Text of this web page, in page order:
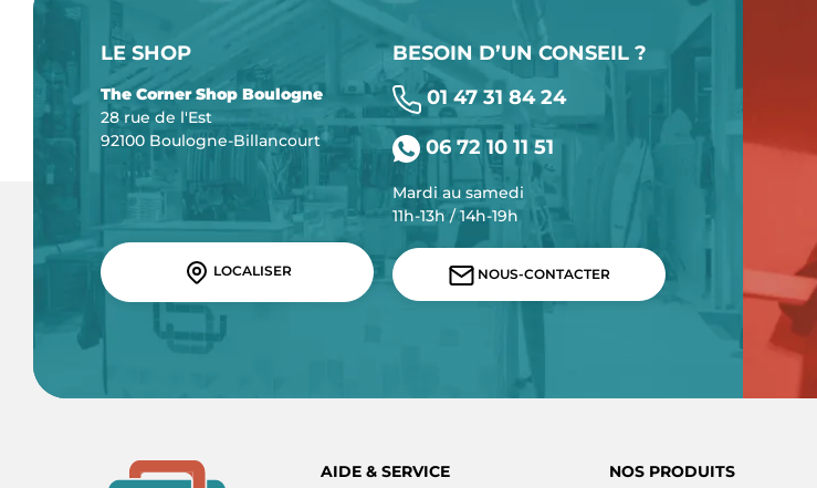
LE SHOP
The Corner Shop Boulogne
28 rue de l'Est
92100 Boulogne-Billancourt
LOCALISER
BESOIN D’UN CONSEIL ?
01 47 31 84 24
06 72 10 11 51
Mardi au samedi
11h-13h / 14h-19h
NOUS-CONTACTER
AIDE & SERVICE NOS PRODUITS